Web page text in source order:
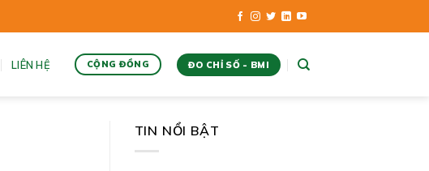
LIÊN HỆ CỘNG ĐỒNG ĐO CHỈ SỐ - BMI
TIN NỔI BẬT